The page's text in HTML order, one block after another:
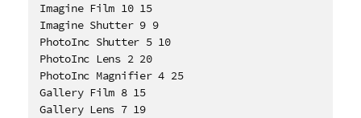
Imagine Film 10 15
Imagine Shutter 9 9
PhotoInc Shutter 5 10
PhotoInc Lens 2 20
PhotoInc Magnifier 4 25
Gallery Film 8 15
Gallery Lens 7 19